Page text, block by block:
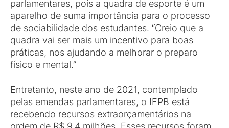
parlamentares, pois a quadra de esporte é um
aparelho de suma importância para o processo
de sociabilidade dos estudantes. “Creio que a
quadra vai ser mais um incentivo para boas
práticas, nos ajudando a melhorar o preparo
físico e mental.”
Entretanto, neste ano de 2021, contemplado
pelas emendas parlamentares, o IFPB está
recebendo recursos extraorçamentários na